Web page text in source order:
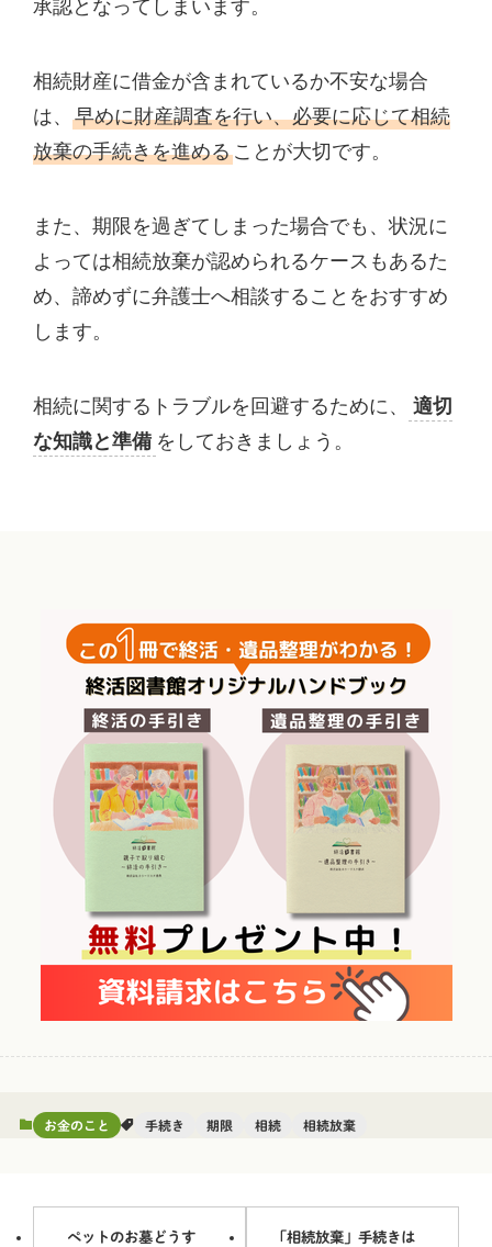
承認となってしまいます。
相続財産に借金が含まれているか不安な場合
は、 早めに財産調査を行い、必要に応じて相続
放棄の手続きを進める ことが大切です。
また、期限を過ぎてしまった場合でも、状況に
よっては相続放棄が認められるケースもあるた
め、諦めずに弁護士へ相談することをおすすめ
します。
相続に関するトラブルを回避するために、
適切
な知識と準備 をしておきましょう。
お金のこと 手続き 期限 相続 相続放棄
ペットのお墓どうす
「相続放棄」手続きは